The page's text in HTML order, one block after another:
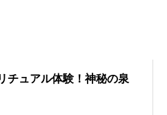
チュアル体験！神秘の泉